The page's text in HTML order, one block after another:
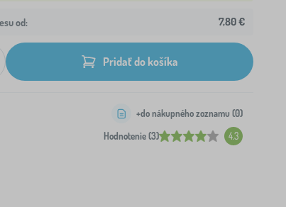
od: 7,80 €
Pridať do košíka
Hodnotenie (3) 4.3
+do nákupného zoznamu (0)